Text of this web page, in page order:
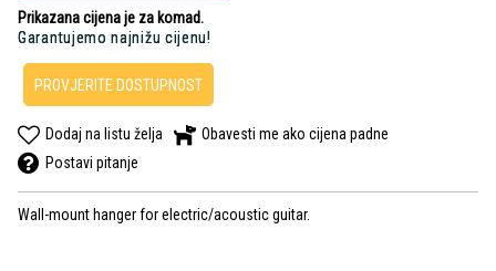
Prikazana cijena je za komad.
Garantujemo najnižu cijenu!
PROVJERITE DOSTUPNOST
Dodaj na listu želja
Obavesti me ako cijena padne
Postavi pitanje
Wall-mount hanger for electric/acoustic guitar.